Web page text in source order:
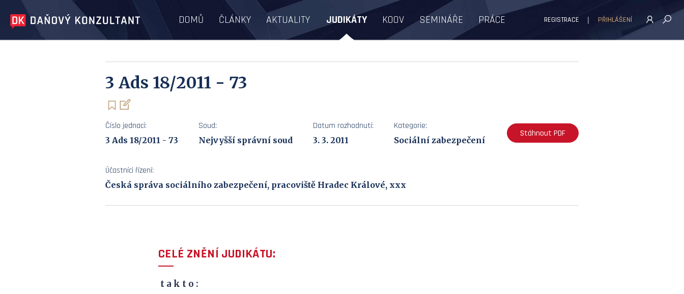
DOMŮ ČLÁNKY AKTUALITY JUDIKÁTY KOOV SEMINÁŘE PRÁCE REGISTRACE PŘIHLÁŠENÍ
3 Ads 18/2011 - 73
Číslo jednací:
3 Ads 18/2011 - 73
Soud:
Nejvyšší správní soud
Datum rozhodnutí:
3. 3. 2011
Kategorie:
Sociální zabezpečení
Stáhnout PDF
Účastníci řízení:
Česká správa sociálního zabezpečení, pracoviště Hradec Králové, xxx
CELÉ ZNĚNÍ JUDIKÁTU:
t a k t o :